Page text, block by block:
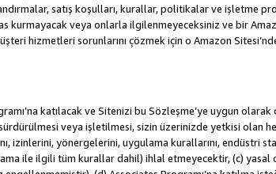
satış koşulları, kurallar, politikalar ve işletme
kurmayacak veya onlarla ilgilenmeyeceksiniz ve bir
hizmetleri sorunlarını çözmek için o Amazon
katılacak ve Sitenizi bu Sözleşme’ye uygun
sürdürülmesi veya işletilmesi, sizin üzerinizde yetkisi olan
izinlerini, yönergelerini, uygulama kurallarını, endüstri
ile ilgili tüm kurallar dahil) ihlal etmeyecektir, (c)